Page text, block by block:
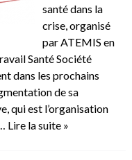
santé dans la
crise, organisé
par ATEMIS en
Santé Société
dans les prochains
de sa
qui est l’organisation
Lire la suite »